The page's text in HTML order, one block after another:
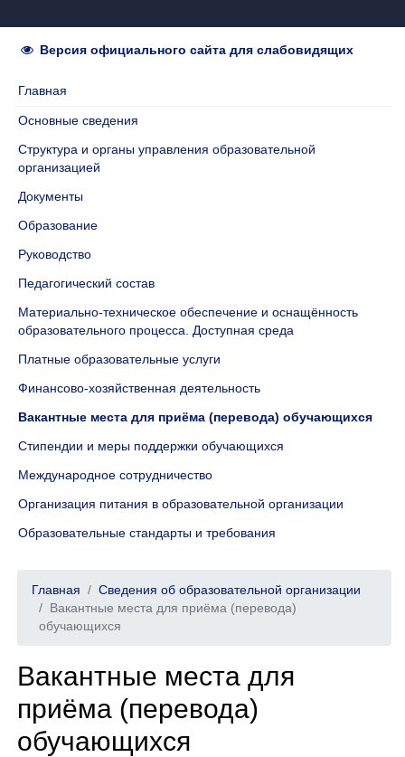
Версия официального сайта для слабовидящих
Главная
Основные сведения
Структура и органы управления образовательной
организацией
Документы
Образование
Руководство
Педагогический состав
Материально-техническое обеспечение и оснащённость
образовательного процесса. Доступная среда
Платные образовательные услуги
Финансово-хозяйственная деятельность
Вакантные места для приёма (перевода) обучающихся
Стипендии и меры поддержки обучающихся
Международное сотрудничество
Организация питания в образовательной организации
Образовательные стандарты и требования
Главная
Сведения об образовательной организации
Вакантные места для приёма (перевода)
обучающихся
Вакантные места для
приёма (перевода)
обучающихся